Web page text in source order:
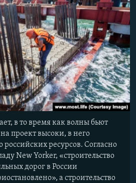
в то время как волны бьют
проект высоки, в него
российских ресурсов. Согласно
New Yorker, «строительство
дорог в России
а строительство